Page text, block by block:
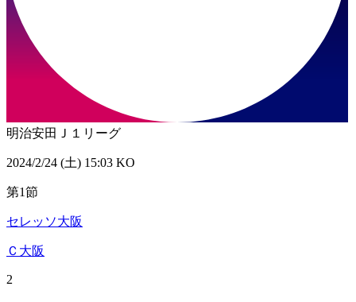
明治安田Ｊ１リーグ
2024/2/24 (土) 15:03 KO
第1節
セレッソ大阪
Ｃ大阪
2